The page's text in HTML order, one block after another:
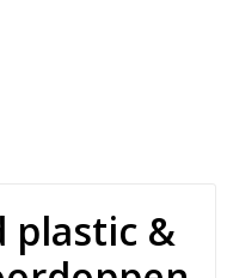
plastic &